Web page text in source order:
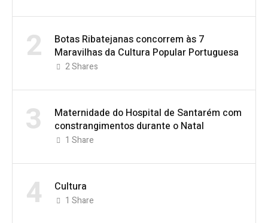
2
Botas Ribatejanas concorrem às 7
Maravilhas da Cultura Popular Portuguesa
2Shares
3
Maternidade do Hospital de Santarém com
constrangimentos durante o Natal
1 Share
4 Cultura
1 Share